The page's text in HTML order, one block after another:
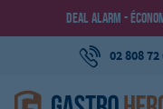
DEAL ALARM -
02 808 72